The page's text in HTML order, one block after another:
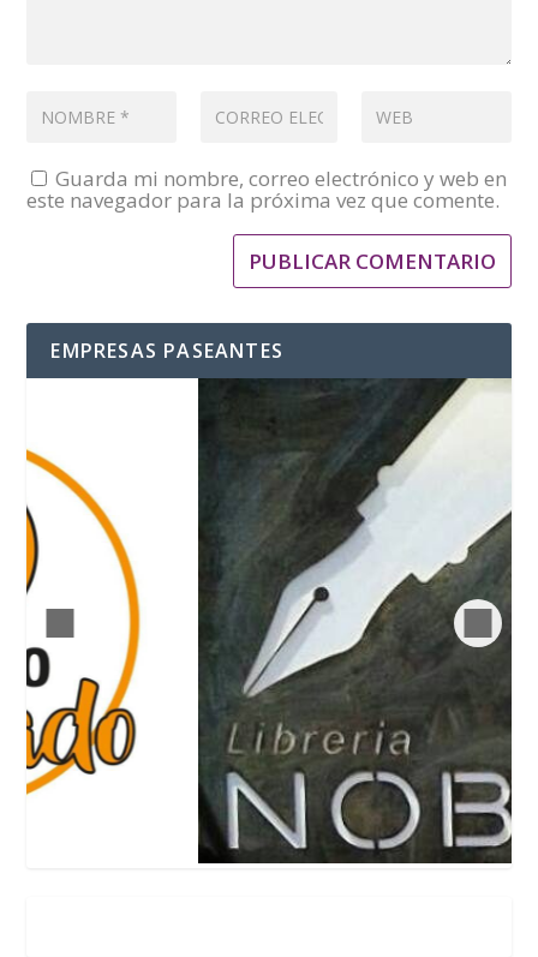
Guarda mi nombre, correo electrónico y web en
este navegador para la próxima vez que comente.
EMPRESAS PASEANTES